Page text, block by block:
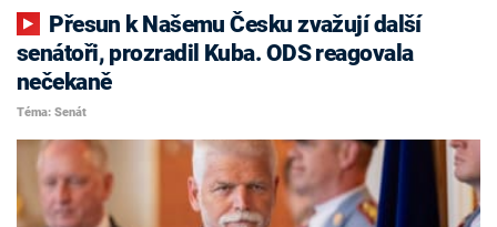
senátoři, prozradil Kuba. ODS reagovala
nečekaně
Téma: Senát